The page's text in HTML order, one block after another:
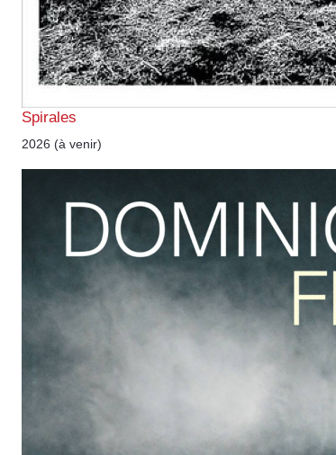
Spirales
2026 (à venir)